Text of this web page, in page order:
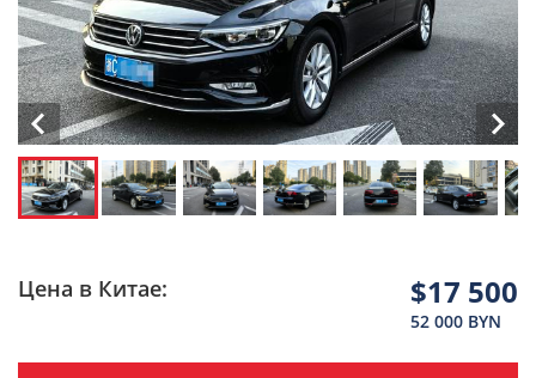
Цена в Китае: $17 500
52 000 BYN